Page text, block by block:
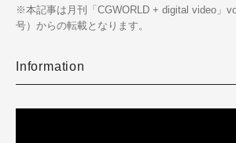
※本記事は月刊「CGWORLD + digital video」
号）からの転載となります。
Information